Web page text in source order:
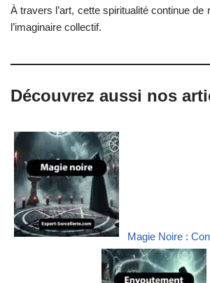
À travers l’art, cette spiritualité continue de
l’imaginaire collectif.
Découvrez aussi nos
Magie Noire :